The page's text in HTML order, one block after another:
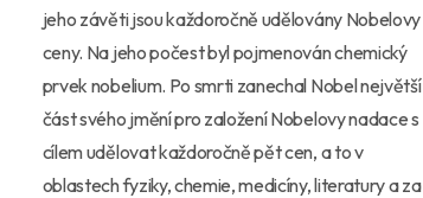
jeho závěti jsou každoročně udělovány Nobelovy
ceny. Na jeho počest byl pojmenován chemický
prvek nobelium. Po smrti zanechal Nobel největší
část svého jmění pro založení Nobelovy nadace s
cílem udělovat každoročně pět cen, a to v
oblastech fyziky, chemie, medicíny, literatury a za